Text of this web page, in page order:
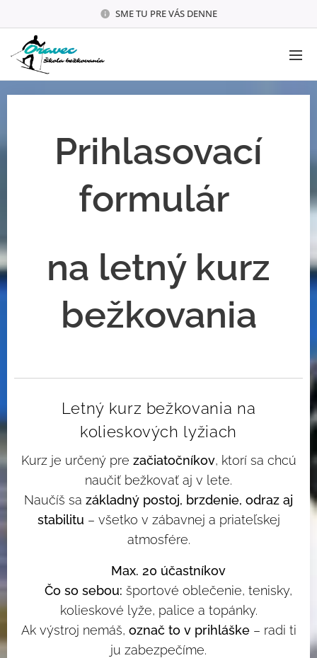
SME TU PRE VÁS DENNE
Prihlasovací
formulár
na letný kurz
bežkovania
Letný kurz bežkovania na
kolieskových lyžiach
Kurz je určený pre začiatočníkov, ktorí sa chcú
naučiť bežkovať aj v lete.
Naučíš sa základný postoj, brzdenie, odraz aj
stabilitu – všetko v zábavnej a priateľskej
atmosfére.
Max. 20 účastníkov
Čo so sebou: športové oblečenie, tenisky,
kolieskové lyže, palice a topánky.
Ak výstroj nemáš, označ to v prihláške– radi ti
ju zabezpečíme.